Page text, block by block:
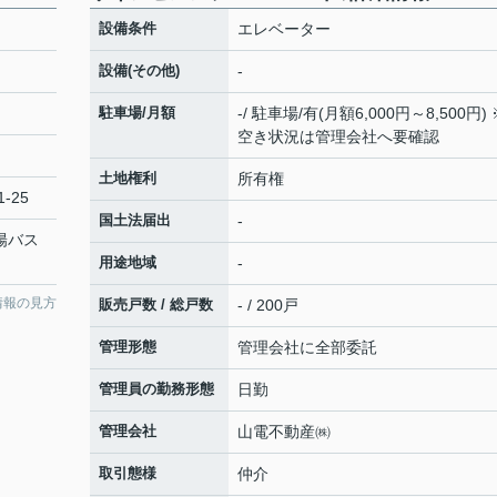
25
バス
報の見方
設備条件 エレベーター
設備(その他) -
駐車場/月額
-/ 駐車場/有(月額6,000円～8,500円)
空き状況は管理会社へ要確認
土地権利 所有権
国土法届出 -
用途地域 -
販売戸数 / 総戸数 - / 200戸
管理形態 管理会社に全部委託
管理員の勤務形態 日勤
管理会社 山電不動産㈱
取引態様 仲介